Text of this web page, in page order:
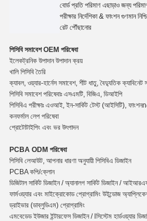
বোর্ড প্রতি পরিমাণ এছাড়াও জন্য
পরীক্ষার নির্দেশিকা & ফাংশন গুণমান
রেট পৌঁছানোর
পিসিবি সমাবেশ OEM পরিষেবা
ইলেকট্রনিক উপাদান উপাদান ক্রয়
খালি পিসিবি তৈরি
ক্যাবল, ওয়্যার-হার্নেস সমাবেশ, শীট ধাতু, বৈদ্যুতিক ক্যাবিনেট
পিসিবি সমাবেশ পরিষেবাঃ এসএমটি, বিজিএ, ডিআইপি
পিসিবিএ পরীক্ষাঃ এওআই, ইন-সার্কিট টেস্ট (আইসিটি), ফাংশনn
কনফর্মাল লেপ পরিষেবা
প্রোটোটাইপিং এবং ভর উৎপাদন
PCBA ODM পরিষেবা
পিসিবি লেআউট, আপনার ধারণা অনুযায়ী পিসিবিএ ডিজাইন
PCBA কপি/ক্লোন
ডিজিটাল সার্কিট ডিজাইন / অ্যানালগ সার্কিট ডিজাইন /
ফার্মওয়্যার এবং মাইক্রোকোড প্রোগ্রামিং উইন্ডোজ
ড্রাইভার (ডাব্লুডিএম) প্রোগ্রামিং
এমবেডেড ইউজার ইন্টারফেস ডিজাইন / lসিস্টেম হার্ডওয়্যার